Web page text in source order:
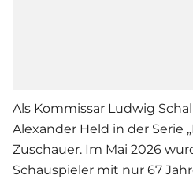
Als Kommissar Ludwig
Alexander Held in der Serie
Zuschauer. Im Mai 2026
Schauspieler mit nur 67